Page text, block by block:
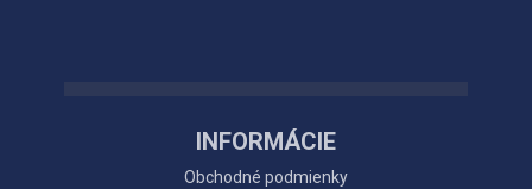
INFORMÁCIE
Obchodné podmienky